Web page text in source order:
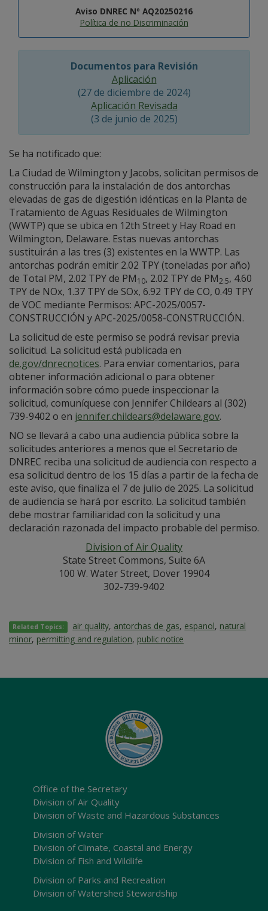
Aviso DNREC Nº AQ20250216
Política de no Discriminación
Documentos para Revisión
Aplicación
(27 de diciembre de 2024)
Aplicación Revisada
(3 de junio de 2025)
Se ha notificado que:
La Ciudad de Wilmington y Jacobs, solicitan permisos de
construcción para la instalación de dos antorchas
elevadas de gas de digestión idénticas en la Planta de
Tratamiento de Aguas Residuales de Wilmington
(WWTP) que se ubica en 12th Street y Hay Road en
Wilmington, Delaware. Estas nuevas antorchas
sustituirán a las tres (3) existentes en la WWTP. Las
antorchas podrán emitir 2.02 TPY (toneladas por año)
de Total PM, 2.02 TPY de PM10, 2.02 TPY de PM2.5, 4.60
TPY de NOx, 1.37 TPY de SOx, 6.92 TPY de CO, 0.49 TPY
de VOC mediante Permisos: APC-2025/0057-
CONSTRUCCIÓN y APC-2025/0058-CONSTRUCCIÓN.
La solicitud de este permiso se podrá revisar previa
solicitud. La solicitud está publicada en
de.gov/dnrecnotices. Para enviar comentarios, para
obtener información adicional o para obtener
información sobre cómo puede inspeccionar la
solicitud, comuníquese con Jennifer Childears al (302)
739-9402 o en jennifer.childears@delaware.gov.
NO se llevará a cabo una audiencia pública sobre la
solicitudes anteriores a menos que el Secretario de
DNREC reciba una solicitud de audiencia con respecto a
esa solicitud dentro de los 15 días a partir de la fecha de
este aviso, que finaliza el 7 de julio de 2025. La solicitud
de audiencia se hará por escrito. La solicitud también
debe mostrar familiaridad con la solicitud y una
declaración razonada del impacto probable del permiso.
Division of Air Quality
State Street Commons, Suite 6A
100 W. Water Street, Dover 19904
302-739-9402
Related Topics: air quality, antorchas de gas, espanol, natural
minor, permitting and regulation, public notice
Office of the Secretary
Division of Air Quality
Division of Waste and Hazardous Substances
Division of Water
Division of Climate, Coastal and Energy
Division of Fish and Wildlife
Division of Parks and Recreation
Division of Watershed Stewardship